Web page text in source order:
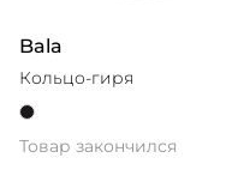
Bala
Кольцо-гиря
Товар закончился